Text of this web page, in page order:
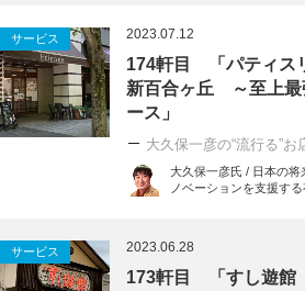
サービス 2023.07.12
174軒目 「パティス
新百合ヶ丘 ～至上最
ース」
大久保一彦の“流行る”お
大久保一彦氏 / 日本の将
ノベーションを支援す
サービス 2023.06.28
173軒目 「すし遊